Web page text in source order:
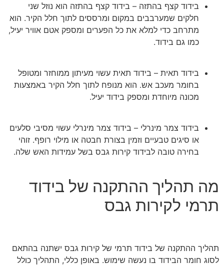
בידוד קצף בהתזה – בידוד קצף בהתזה הוא נוזל שני
חלקים שמערבבים במקום ומרססים לתוך חלל הקיר. הוא
מתרחב כדי למלא את כל הפערים ומספק אטם אוויר יעיל,
כמו גם בידוד.
בידוד תאית – בידוד תאית עשוי מעיתון ממוחזר ומטופל
בחומר מעכב אש. הוא מנופח לתוך חלל הקיר באמצעות
מכונה מיוחדת ומספק בידוד יעיל.
בידוד צמר מינרלי – בידוד צמר מינרלי עשוי מסיבי סלעים
או סיגים טבעיים וזמין בצורת חבטה או מילוי רופף. זוהי
בחירה טובה לבידוד קירות גבס בשל עמידות האש שלה.
מה תהליך ההתקנה של בידוד
תרמי לקירות גבס
תהליך ההתקנה של בידוד תרמי של קירות גבס ישתנה בהתאם
לסוג חומר הבידוד בו נעשה שימוש. באופן כללי, התהליך כולל